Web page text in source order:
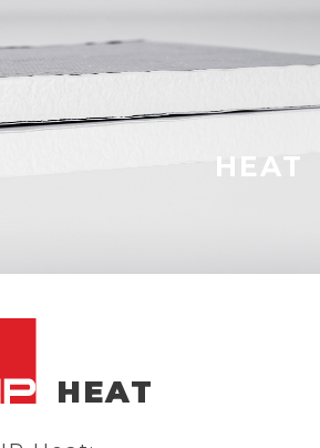
HEAT
HEAT